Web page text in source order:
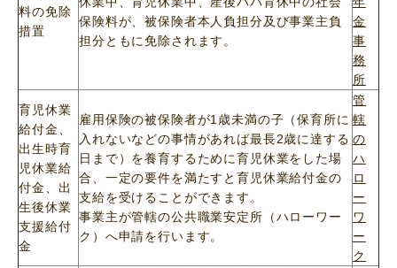
料の免除
措置
保険料が、被保険者本人負担分及び事業主負
担分ともに免除されます。
金
事
務
所
育児休業
給付金、
出生時育
児休業給
付金、出
生後休業
支援給付
金
雇用保険の被保険者が1歳未満の子（保育所に
入れないなどの事情があれば最長2歳に達する
日まで）を養育するために育児休業をした場
合、一定の要件を満たすと育児休業給付金の
支給を受けることができます。
事業主が管轄の公共職業安定所（ハローワー
ク）へ申請を行います。
管
轄
の
ハ
ロ
ー
ワ
ー
ク